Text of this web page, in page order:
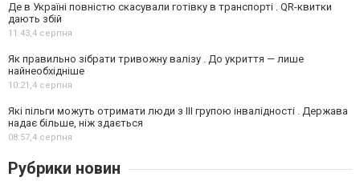
Де в Україні повністю скасували готівку в транспорті . QR-квитки
дають збій
11:43,4 серпня
Як правильно зібрати тривожну валізу . До укриття — лише
найнеобхідніше
10:21,4 серпня
Які пільги можуть отримати люди з III групою інвалідності . Держава
надає більше, ніж здається
08:57,4 серпня
Рубрики новин